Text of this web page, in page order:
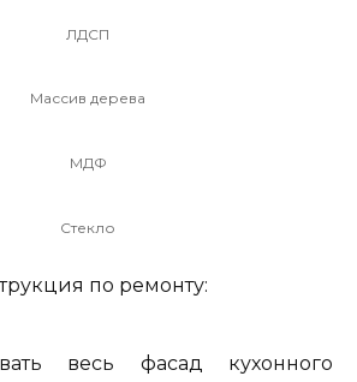
ЛДСП
Массив дерева
МДФ
Стекло
по ремонту:
весь фасад кухонного